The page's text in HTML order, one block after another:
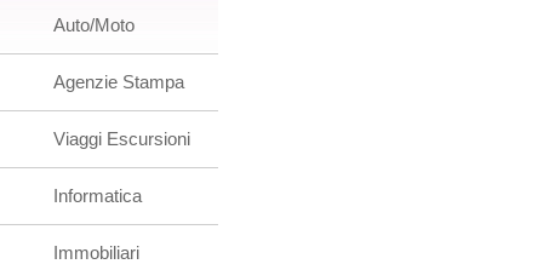
Auto/Moto
Agenzie Stampa
Viaggi Escursioni
Informatica
Immobiliari